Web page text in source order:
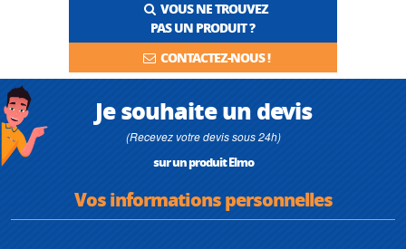
VOUS NE TROUVEZ
PAS UN PRODUIT ?
CONTACTEZ-NOUS !
Je souhaite un devis
(Recevez votre devis sous 24h)
sur un produit Elmo
Vos informations personnelles